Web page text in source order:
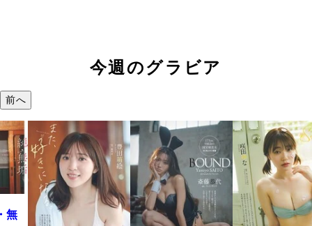
今週のグラビア
前へ